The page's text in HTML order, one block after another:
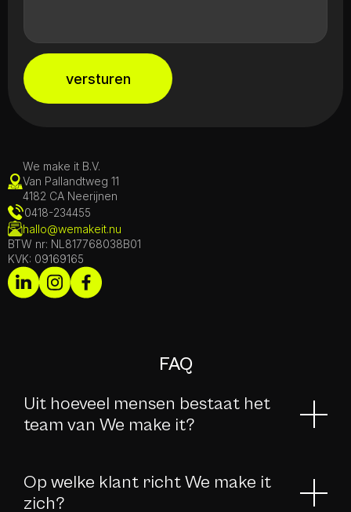
We make it B.V.
Van Pallandtweg 11
4182 CA Neerijnen
0418-234455
hallo@wemakeit.nu
BTW nr: NL817768038B01
KVK: 09169165
versturen
FAQ
Uit hoeveel mensen bestaat het
team van We make it?
Op welke klant richt We make it
zich?